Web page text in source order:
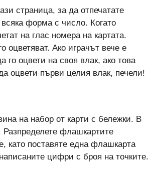
страница, за да отпечатате
форма с число. Когато
на глас номера на картата.
оцветяват. Ако играчът вече е
го оцвети на своя влак, ако това
оцвети първи целия влак, печели!
на набор от карти с бележки. В
Разпределете флашкартите
като поставяте една флашкарта
цифри с броя на точките.